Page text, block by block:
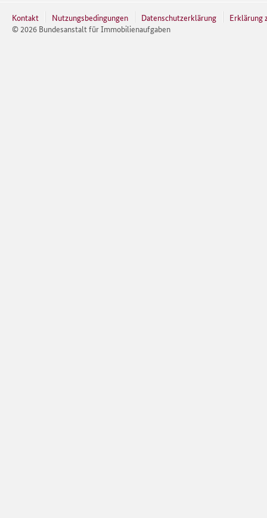
Kontakt Nutzungsbedingungen Datenschutzerklärung
Erklärung
© 2026 Bundesanstalt für Immobilienaufgaben